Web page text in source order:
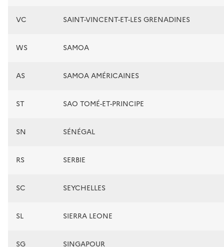
VC SAINT-VINCENT-ET-LES GRENADINES
WS SAMOA
AS SAMOA AMÉRICAINES
ST SAO TOMÉ-ET-PRINCIPE
SN SÉNÉGAL
RS SERBIE
SC SEYCHELLES
SL SIERRA LEONE
SG SINGAPOUR